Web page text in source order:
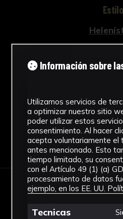
Estilo
Técnica
Información sobre
Utilizamos servicios de
a optimizar nuestro sitio
poder utilizar estos
consentimiento. Al hacer
acepta voluntariamente
antes mencionado. Esto
tiempo limitado, su
con el Artículo 49 (1) (a)
procesamiento de datos
ejemplo, en los EE. UU.
Tecnicas